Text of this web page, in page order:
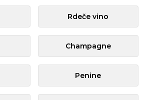
Rdeče vino
Champagne
Penine